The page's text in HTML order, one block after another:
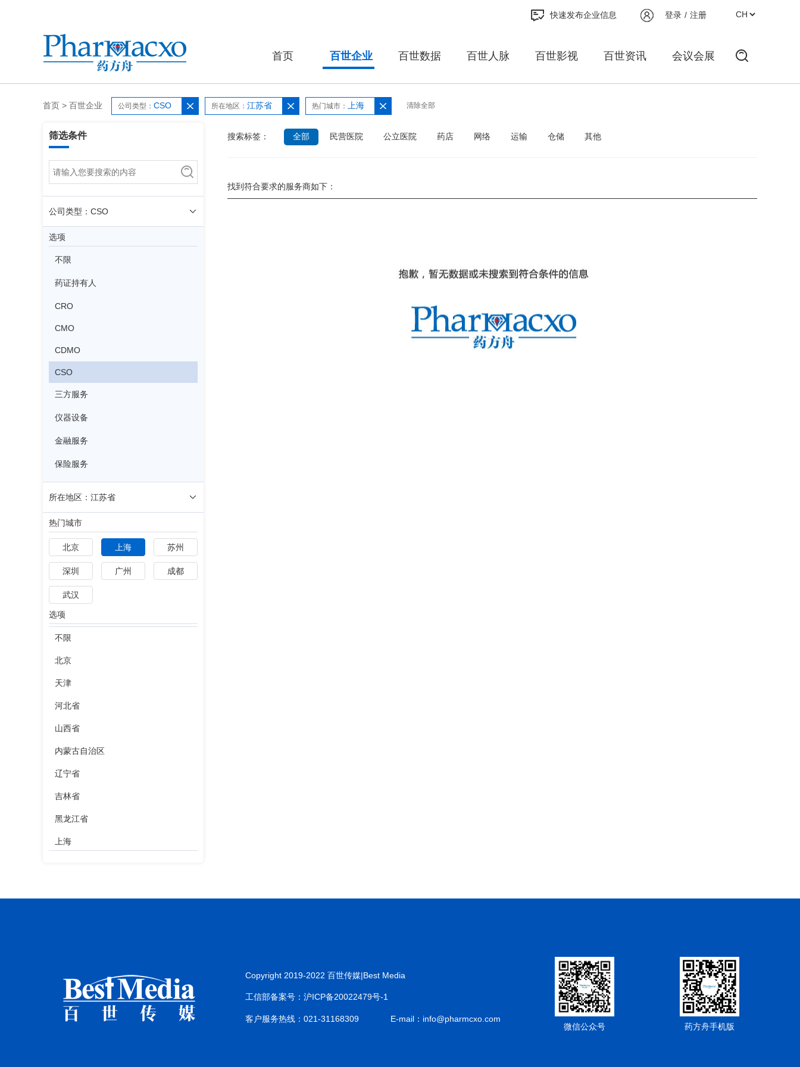
登录 / 注册
快速发布企业信息
首页 百世企业 百世数据 百世人脉 百世影视 百世资讯 会议会展
首页 > 百世企业 公司类型： CSO 所在地区： 江苏省 热门城市： 上海 清除全部
筛选条件
公司类型：CSO
选项
不限
药证持有人
CRO
CMO
CDMO
CSO
三方服务
仪器设备
金融服务
保险服务
所在地区：江苏省
热门城市
北京 上海 苏州
深圳 广州 成都
武汉
选项
不限
北京
天津
河北省
山西省
内蒙古自治区
辽宁省
吉林省
黑龙江省
上海
山东省
河南省
湖北省
搜索标签： 全部 民营医院 公立医院 药店 网络 运输 仓储 其他
找到符合要求的服务商如下：
Copyright 2019-2022 百世传媒|Best Media
工信部备案号：沪ICP备20022479号-1
客户服务热线：021-31168309
E-mail：info@pharmcxo.com
微信公众号
药方舟手机版